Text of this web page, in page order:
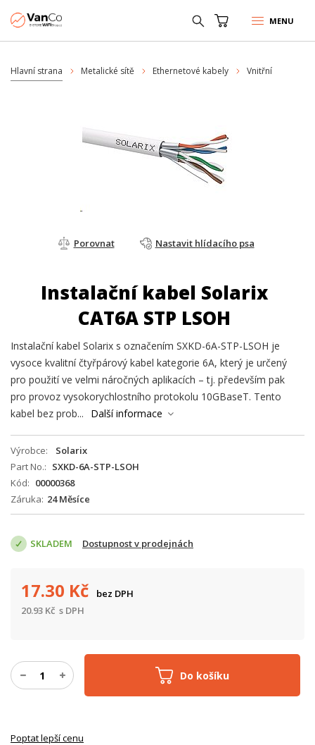
MENU
Hlavní strana Metalické sítě Ethernetové kabely Vnitřní
Porovnat Nastavit hlídacího psa
Instalační kabel Solarix
CAT6A STP LSOH
Instalační kabel Solarix s označením SXKD-6A-STP-LSOH je
vysoce kvalitní čtyřpárový kabel kategorie 6A, který je určený
pro použití ve velmi náročných aplikacích – tj. především pak
pro provoz vysokorychlostního protokolu 10GBaseT. Tento
kabel bez prob...
Další informace
Výrobce
Solarix
Part No.
SXKD-6A-STP-LSOH
Kód
00000368
Záruka 24 Měsíce
SKLADEM Dostupnost v prodejnách
Do košíku
17.30 Kč
bez DPH
20.93 Kč s DPH
Poptat lepší cenu